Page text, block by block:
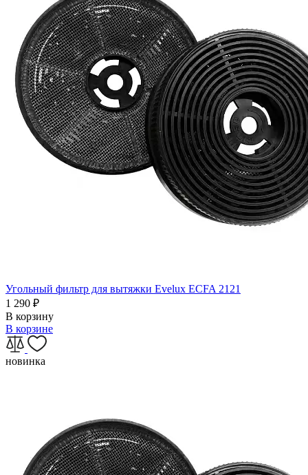
Угольный фильтр для вытяжки Evelux ECFA 2121
1 290 ₽
В корзину
В корзине
новинка